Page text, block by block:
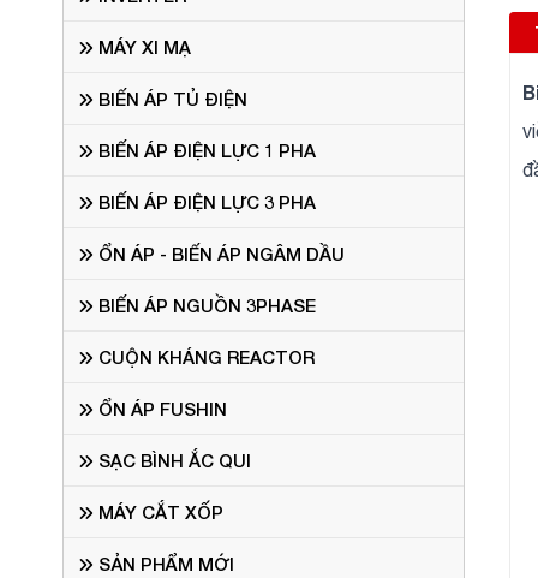
MÁY XI MẠ
BIẾN ÁP TỦ ĐIỆN
BIẾN ÁP ĐIỆN LỰC 1 PHA
BIẾN ÁP ĐIỆN LỰC 3 PHA
ỔN ÁP - BIẾN ÁP NGÂM DẦU
BIẾN ÁP NGUỒN 3PHASE
CUỘN KHÁNG REACTOR
ỔN ÁP FUSHIN
SẠC BÌNH ẮC QUI
MÁY CẮT XỐP
SẢN PHẨM MỚI